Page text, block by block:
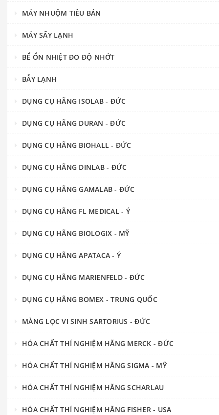
MÁY NHUỘM TIÊU BẢN
MÁY SẤY LẠNH
BỂ ỔN NHIỆT ĐO ĐỘ NHỚT
BẪY LẠNH
DỤNG CỤ HÃNG ISOLAB - ĐỨC
DỤNG CỤ HÃNG DURAN - ĐỨC
DỤNG CỤ HÃNG BIOHALL - ĐỨC
DỤNG CỤ HÃNG DINLAB - ĐỨC
DỤNG CỤ HÃNG GAMALAB - ĐỨC
DỤNG CỤ HÃNG FL MEDICAL - Ý
DỤNG CỤ HÃNG BIOLOGIX - MỸ
DỤNG CỤ HÃNG APATACA - Ý
DỤNG CỤ HÃNG MARIENFELD - ĐỨC
DỤNG CỤ HÃNG BOMEX - TRUNG QUỐC
MÀNG LỌC VI SINH SARTORIUS - ĐỨC
HÓA CHẤT THÍ NGHIỆM HÃNG MERCK - ĐỨC
HÓA CHẤT THÍ NGHIỆM HÃNG SIGMA - MỸ
HÓA CHẤT THÍ NGHIỆM HÃNG SCHARLAU
HÓA CHẤT THÍ NGHIỆM HÃNG FISHER - USA